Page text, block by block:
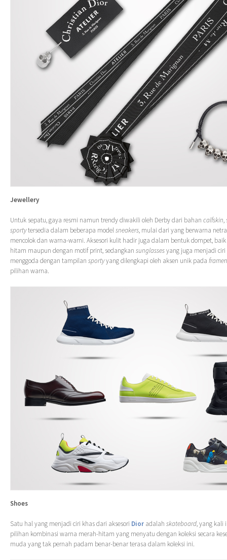
Jewellery
Untuk sepatu, gaya resmi namun trendy diwakili oleh Derby dari bahan calfskin,
sportytersedia dalam beberapa modelsneakers, mulai dari yang berwarna
mencolok dan warna-warni. Aksesori kulit hadir juga dalam bentuk dompet,
hitam maupun dengan motif print, sedangkan sunglassesyang juga menjadi
menggoda dengan tampilan sportyyang dilengkapi oleh aksen unik pada frame
pilihan warna.
Shoes
Satu hal yang menjadi ciri khas dari aksesori Dior adalah skateboard, yang kali
pilihan kombinasi warna merah-hitam yang menyatu dengan koleksi secara
muda yang tak pernah padam benar-benar terasa dalam koleksi ini.